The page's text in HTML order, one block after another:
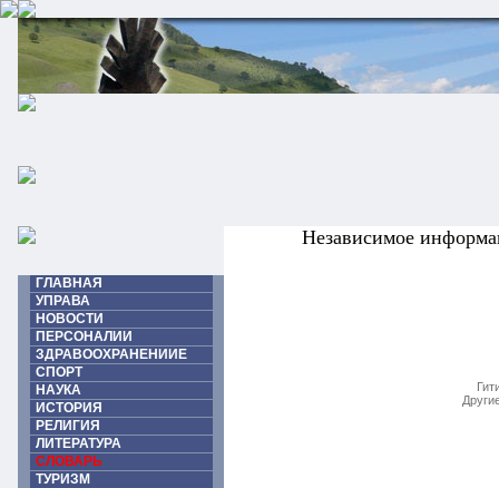
Независимое
ГЛАВНАЯ
УПРАВА
НОВОСТИ
ПЕРСОНАЛИИ
ЗДРАВООХРАНЕНИИЕ
СПОРТ
НАУКА
ИСТОРИЯ
РЕЛИГИЯ
ЛИТЕРАТУРА
СЛОВАРЬ
ТУРИЗМ